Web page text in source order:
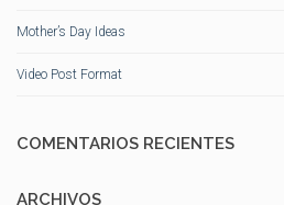
Mother’s Day Ideas
Video Post Format
COMENTARIOS RECIENTES
ARCHIVOS